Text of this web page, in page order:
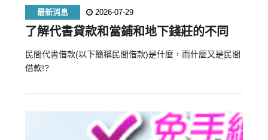
最新消息 2026-07-29
了解代書貸款和當鋪和地下錢莊的不同
民間代書借款(以下簡稱民間借款)是什麼，而什麼又是民間
借款!?